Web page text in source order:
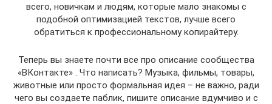
всего, новичкам и людям, которые мало знакомы с
подобной оптимизацией текстов, лучше всего
обратиться к профессиональному копирайтеру.
Теперь вы знаете почти все про описание сообщества
«ВКонтакте» . Что написать? Музыка, фильмы, товары,
животные или просто формальная идея – не важно, ради
чего вы создаете паблик, пишите описание вдумчиво и с